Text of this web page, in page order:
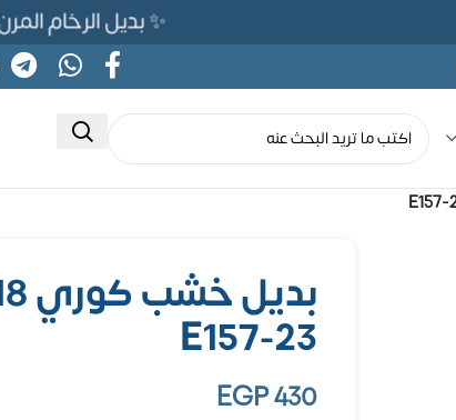
✨ بديل الرخام المرن 565ج بدلًا من 690ج لفترة محدوده
E157-23
EGP430